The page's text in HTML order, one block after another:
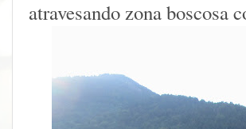
atravesando zona boscosa